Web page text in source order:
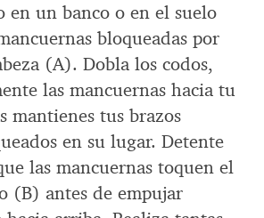
en un banco o en el suelo
bloqueadas por
(A). Dobla los codos,
las mancuernas hacia tu
mantienes tus brazos
en su lugar. Detente
las mancuernas toquen el
(B) antes de empujar